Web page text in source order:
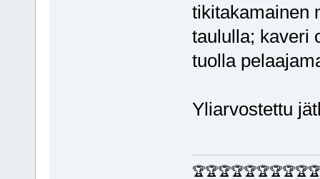
tikitakamainen
taululla; kaveri
tuolla
Yliarvostettu